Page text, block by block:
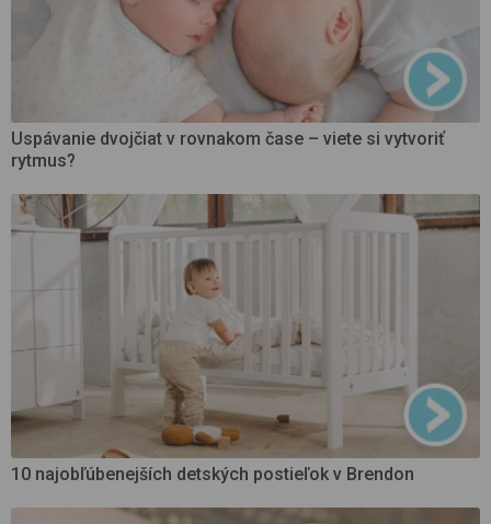
Uspávanie dvojčiat v rovnakom čase – viete si vytvoriť
rytmus?
10 najobľúbenejších detských postieľok v Brendon